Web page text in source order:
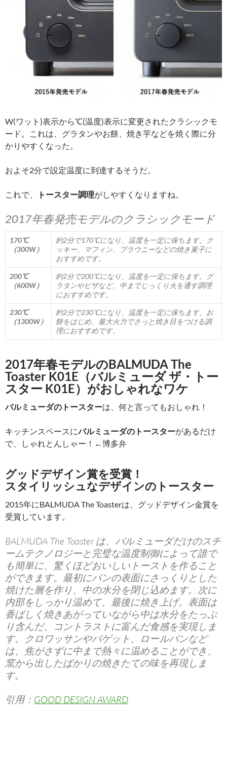
W(ワット)表示から℃(温度)表示に変更されたクラシックモ
ード。これは、グラタンやお餅、焼き芋などを焼く際に分
かりやすくなった。
およそ2分で設定温度に到達するそうだ。
これで、 トースター調理がしやすくなりますね。
2017年春発売モデルのクラシックモード
170℃
（300W）
約2分で170℃になり、温度を一定に保ちます。ク
ッキー、マフィン、ブラウニーなどの焼き菓子に
おすすめです。
200℃
（600W）
約2分で200℃になり、温度を一定に保ちます。グ
ラタンやピザなど、中までじっくり火を通す調理
におすすめです。
230℃
（1300W）
約2分で230℃になり、温度を一定に保ちます。お
餅をはじめ、最大火力でさっと焼き目をつける調
理におすすめです。
2017年春モデルのBALMUDA The
Toaster K01E（バルミューダ ザ・トー
スター K01E）がおしゃれなワケ
バルミューダのトースターは、何と言ってもおしゃれ！
キッチンスペースにバルミューダのトースターがあるだけ
で、しゃれとんしゃー！←博多弁
グッドデザイン賞を受賞！
スタイリッシュなデザインのトースター
2015年にBALMUDA The Toasterは、グッドデザイン金賞を
受賞しています。
BALMUDA The Toaster は、バルミューダだけのスチ
ームテクノロジーと完璧な温度制御によって誰で
も簡単に、驚くほどおいしいトーストを作ること
ができます。最初にパンの表面にさっくりとした
焼けた層を作り、中の水分を閉じ込めます。次に
内部をしっかり温めて、最後に焼き上げ。表面は
香ばしく焼きあがっていながら中は水分をたっぷ
り含んだ、コントラストに富んだ食感を実現しま
す。クロワッサンやバゲット、ロールパンなど
は、焦がさずに中まで熱々に温めることができ、
窯から出したばかりの焼きたての味を再現しま
す。
引用： GOOD DESIGN AWARD